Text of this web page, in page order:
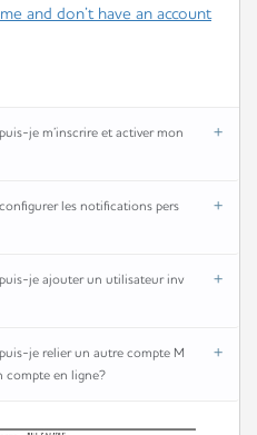
and don’t have an account
je m’inscrire et activer mon
les notifications pers
je ajouter un utilisateur inv
je relier un autre compte M
compte en ligne?